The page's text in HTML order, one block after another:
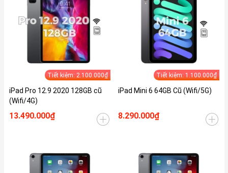
Tiết kiệm: 2.100.000₫
iPad Pro 12.9 2020 128GB cũ
(Wifi/4G)
13.490.000₫
Tiết kiệm: 1.100.000₫
iPad Mini 6 64GB Cũ (Wifi/5G)
8.290.000₫